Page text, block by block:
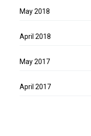
May 2018
April 2018
May 2017
April 2017